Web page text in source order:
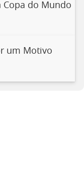
Copa do Mundo
um Motivo